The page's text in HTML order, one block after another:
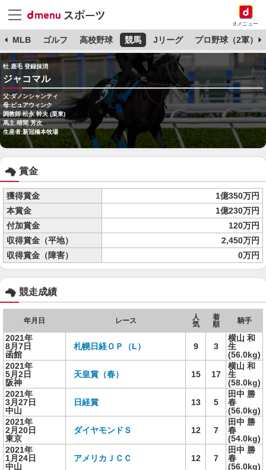
dメニュー
MLB ゴルフ 高校野球 競馬 Jリーグ プロ野球（2軍）
牡 鹿毛 登録抹消
ジャコマル
父:ダノンシャンティ
母:ピュアウィンク
調教師:松永 幹夫 (栗東)
馬主:晴間 芳次
生産者:新冠橋本牧場
賞金
獲得賞金
1億350万円
本賞金
1億230万円
付加賞金
120万円
収得賞金（平地）
2,450万円
収得賞金（障害）
0万円
競走成績
年月日 レース
人
気
着
順
騎手
2021年
8月7日
函館
札幌日経ＯＰ（L） 9 3
横山 和
生
(56.0kg)
2021年
5月2日
阪神
天皇賞（春） 15 17
横山 和
生
(58.0kg)
2021年
3月27日
中山
日経賞 13 5
田中 勝
春
(56.0kg)
2021年
2月20日
東京
ダイヤモンドＳ 12 7
田中 勝
春
(54.0kg)
2021年
1月24日
中山
アメリカＪＣＣ 12 7
田中 勝
春
(56.0kg)